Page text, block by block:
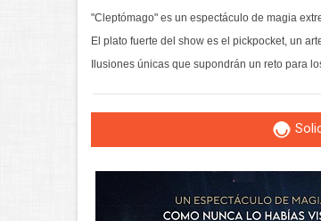
"Cleptómago" es un espectáculo de magia
El plato fuerte del show es el pickpocket, un
Ilusiones únicas que supondrán un reto para